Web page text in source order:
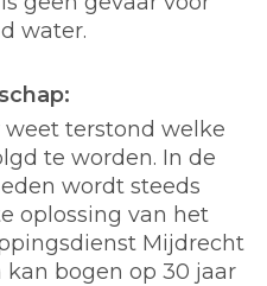
water.
terstond welke
te worden. In de
wordt steeds
oplossing van het
Mijdrecht
bogen op 30 jaar